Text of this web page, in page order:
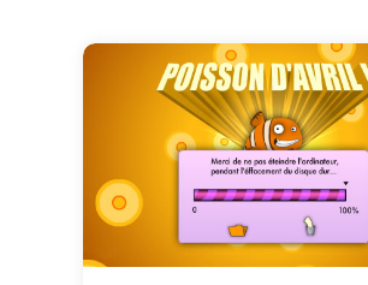
vos victimes. Joyeux 1er avril et
poissons d'avril par milliers!!! Et
vive les blagues et les